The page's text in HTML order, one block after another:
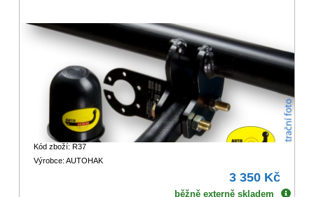
Kód zboží: R37
Výrobce: AUTOHAK
3 350 Kč
běžně externě skladem